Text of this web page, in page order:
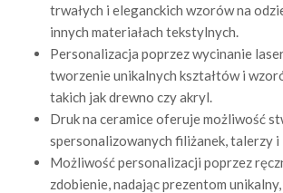
trwałych i eleganckich wzorów na
innych materiałach tekstylnych.
Personalizacja poprzez wycinanie
tworzenie unikalnych kształtów i
takich jak drewno czy akryl.
Druk na ceramice oferuje możliwość
spersonalizowanych filiżanek, talerzy i
Możliwość personalizacji poprzez
zdobienie, nadając prezentom